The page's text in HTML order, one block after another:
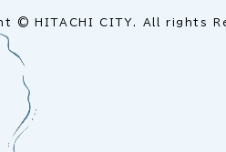
© HITACHI CITY. All rights